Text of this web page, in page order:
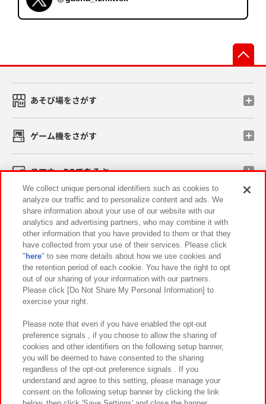
あそび場をさがす
ゲーム機をさがす
スマホ・PCであそぶ
イベント・キャンペーン
関連会社 サステナビリティ サイトポリシー
プライバシーポリシー ウェブアクセシビリティ方針と検証結果
お取引先さまとともに
カスタマーハラスメント対応方針 よくあるご質問・お問い合わせ
We collect unique personal identifiers such as cookies to
analyze our traffic and to personalize content and ads. We
share information about your use of our website with our
analytics and advertising partners, who may combine it with
other information that you have provided to them or that they
have collected from your use of their services. Please click
" here" to see more details about how we use cookies and
the retention period of each cookie. You have the right to opt
out of our sharing of your information with our partners.
Please click [Do Not Share My Personal Information] to
exercise your right.
Please note that even if you have enabled the opt-out
preference signals , if you choose to allow the sharing of
cookies and other identifiers on the following setup banner,
you will be deemed to have consented to the sharing
regardless of the opt-out preference signals . If you
understand and agree to this setting, please manage your
consent on the following setup banner by clicking the link